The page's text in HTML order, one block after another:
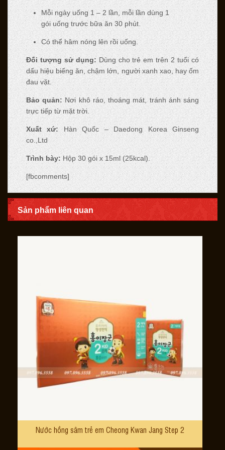
Mỗi ngày uống 1 – 2 lần, mỗi lần dùng 1
gói uống trước bữa ăn 30 phút.
Có thể hâm nóng lên rồi uống.
Đối tượng sử dụng: Dùng cho trẻ em trên 2 tuổi có
dấu hiệu biếng ăn, chậm lớn, người xanh xao, hay ốm
đau vặt.
Bảo quản: Nơi khô ráo, thoáng mát, tránh ánh sáng
trực tiếp từ mặt trời.
Xuất xứ: Hàn Quốc – Daedong Korea Ginseng
co.,Ltd
Trình bày: Hộp 30 gói x 15ml (25kcal).
[fbcomments]
Sản phẩm liên quan
Nước hồng sâm trẻ em Cheong Kwan Jang Step 2